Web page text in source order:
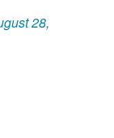
28,